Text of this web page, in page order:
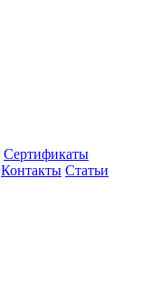
Сертификаты
Контакты Статьи